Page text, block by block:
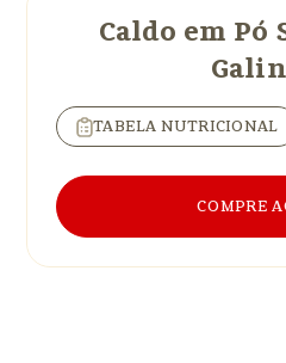
Caldo em Pó
TABELA NUTRICIONAL
COMPRE